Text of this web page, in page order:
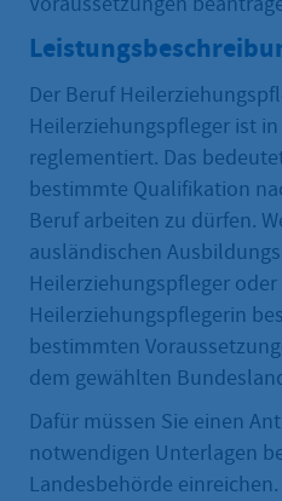
Der Beruf
Heilerziehungspfleger ist
reglementiert. Das
bestimmte Qualifikation
Beruf arbeiten zu dürfen.
ausländischen
Heilerziehungspfleger
Heilerziehungspflegerin
bestimmten
dem gewählten
Dafür müssen Sie einen
notwendigen Unterlagen
Landesbehörde